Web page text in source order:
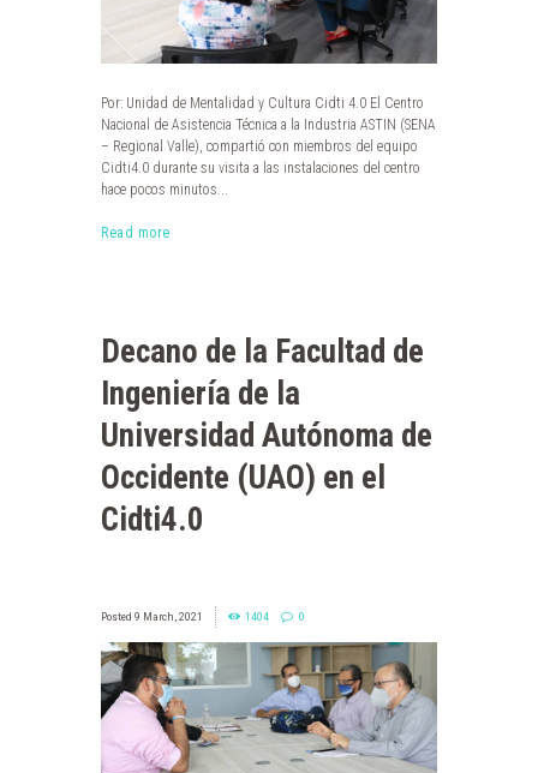
Por: Unidad de Mentalidad y Cultura Cidti 4.0 El Centro
Nacional de Asistencia Técnica a la Industria ASTIN (SENA
– Regional Valle), compartió con miembros del equipo
Cidti4.0 durante su visita a las instalaciones del centro
hace pocos minutos...
Read more
Decano de la Facultad de
Ingeniería de la
Universidad Autónoma de
Occidente (UAO) en el
Cidti4.0
9 March, 2021 1404 0